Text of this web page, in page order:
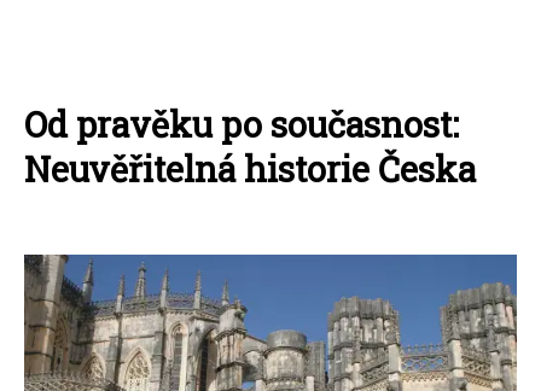
Od pravěku po současnost:
Neuvěřitelná historie Česka